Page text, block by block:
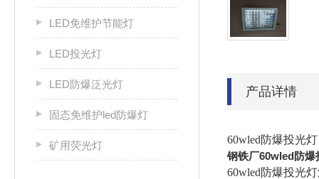
LED免维护节能灯
LED投光灯
LED防爆泛光灯
固态免维护led防爆灯
矿用荧光灯
产品详情
60wled防爆投光灯
钢铁厂60wled防爆
60wled防爆投光